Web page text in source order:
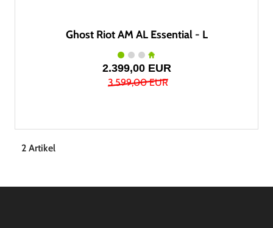
Ghost Riot AM AL Essential - L
2.399,00 EUR
3.599,00 EUR
2 Artikel